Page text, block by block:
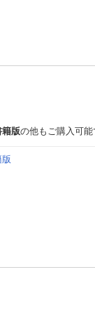
籍版の他もご購入可能